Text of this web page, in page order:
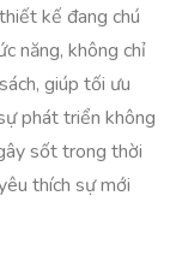
kế đang chú
năng, không chỉ
giúp tối ưu
phát triển không
sốt trong thời
thích sự mới